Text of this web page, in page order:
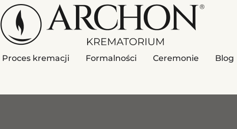
Proces kremacji Formalności Ceremonie Blog